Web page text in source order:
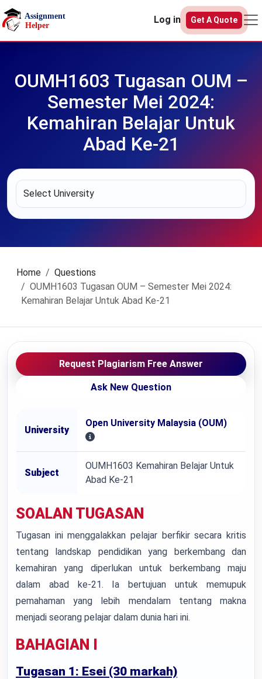
Skip to main content
Log in
Get A Quote
OUMH1603 Tugasan OUM –
Semester Mei 2024:
Kemahiran Belajar Untuk
Abad Ke-21
Home
Questions
OUMH1603 Tugasan OUM – Semester Mei 2024:
Kemahiran Belajar Untuk Abad Ke-21
Request Plagiarism Free Answer
Ask New Question
University
Open University Malaysia (OUM)
Subject
OUMH1603 Kemahiran Belajar Untuk
Abad Ke-21
SOALAN TUGASAN
Tugasan ini menggalakkan pelajar berfikir secara kritis
tentang landskap pendidikan yang berkembang dan
kemahiran yang diperlukan untuk berkembang maju
dalam abad ke-21. Ia bertujuan untuk memupuk
pemahaman yang lebih mendalam tentang makna
menjadi seorang pelajar dalam dunia hari ini.
BAHAGIAN I
Tugasan 1: Esei (30 markah)